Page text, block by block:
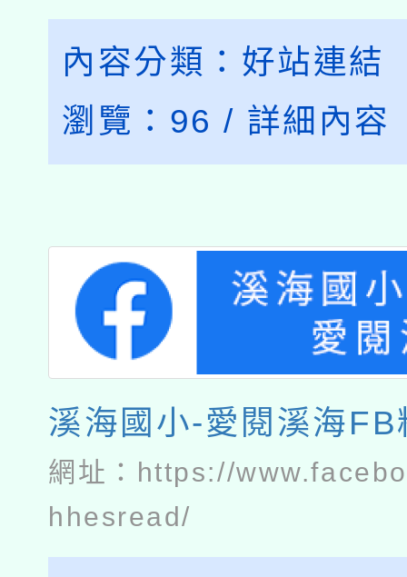
內容分類： 好站連結
瀏覽： 96 / 詳細內容
溪海國小-愛閱溪海FB
網址： https://
hhesread/